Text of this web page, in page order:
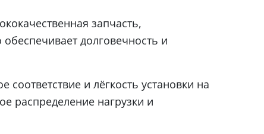
запчасть,
долговечность и
и лёгкость установки на
распределение нагрузки и